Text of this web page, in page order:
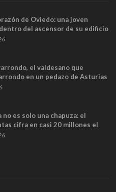
de Oviedo: una joven
del ascensor de su edificio
sus últimos minutos
el valdesano que
en un pedazo de Asturias
no es solo una chapuza: el
cifra en casi 20 millones el
trenes que no cabían por los